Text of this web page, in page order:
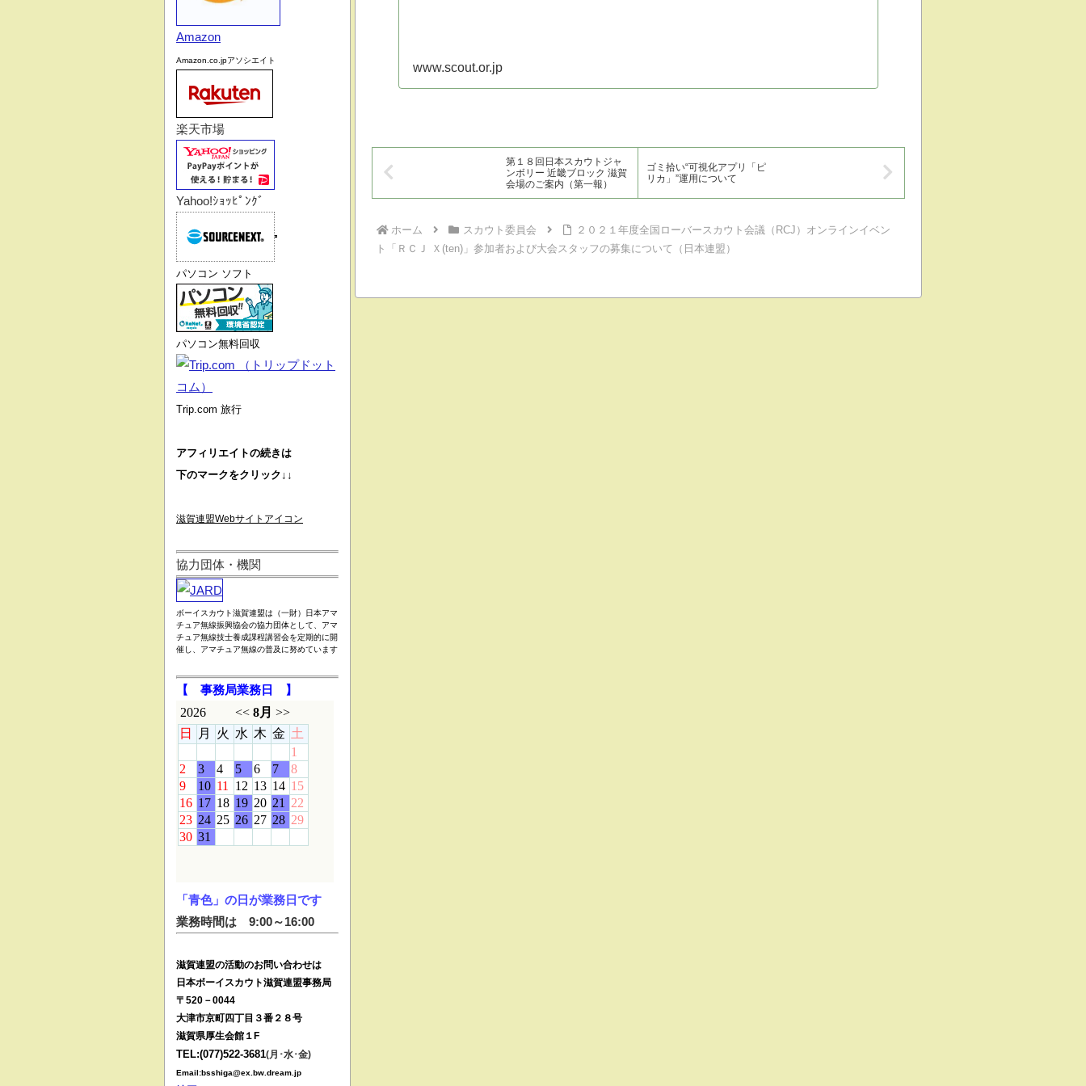
www.scout.or.jp
第１８回日本スカウトジャ
ンボリー 近畿ブロック 滋賀
会場のご案内（第一報）
ゴミ拾い“可視化アプリ「ピ
リカ」”運用について
ホーム スカウト委員会
２０２１年度全国ローバースカウト会議（RCJ）オンラインイベン
ト「ＲＣＪ Ｘ(ten)」参加者および大会スタッフの募集について（日本連盟）
Amazon
Amazon.co.jpアソシエイト
楽天市場
Yahoo!ｼｮｯﾋﾟﾝｸﾞ
パソコン ソフト
パソコン無料回収
Trip.com 旅行
アフィリエイトの続きは
下のマークをクリック↓↓
滋賀連盟Webサイトアイコン
協力団体・機関
ボーイスカウト滋賀連盟は（一財）日本アマ
チュア無線振興協会の協力団体として、アマ
チュア無線技士養成課程講習会を定期的に開
催し、アマチュア無線の普及に努めています
【 事務局業務日 】
「青色」の日が業務日です
業務時間は 9:00～16:00
滋賀連盟の活動のお問い合わせは
日本ボーイスカウト滋賀連盟事務局
〒520－0044
大津市京町四丁目３番２８号
滋賀県厚生会館１F
TEL:(077)522-3681(月･水･金)
Email:bsshiga@ex.bw.dream.jp